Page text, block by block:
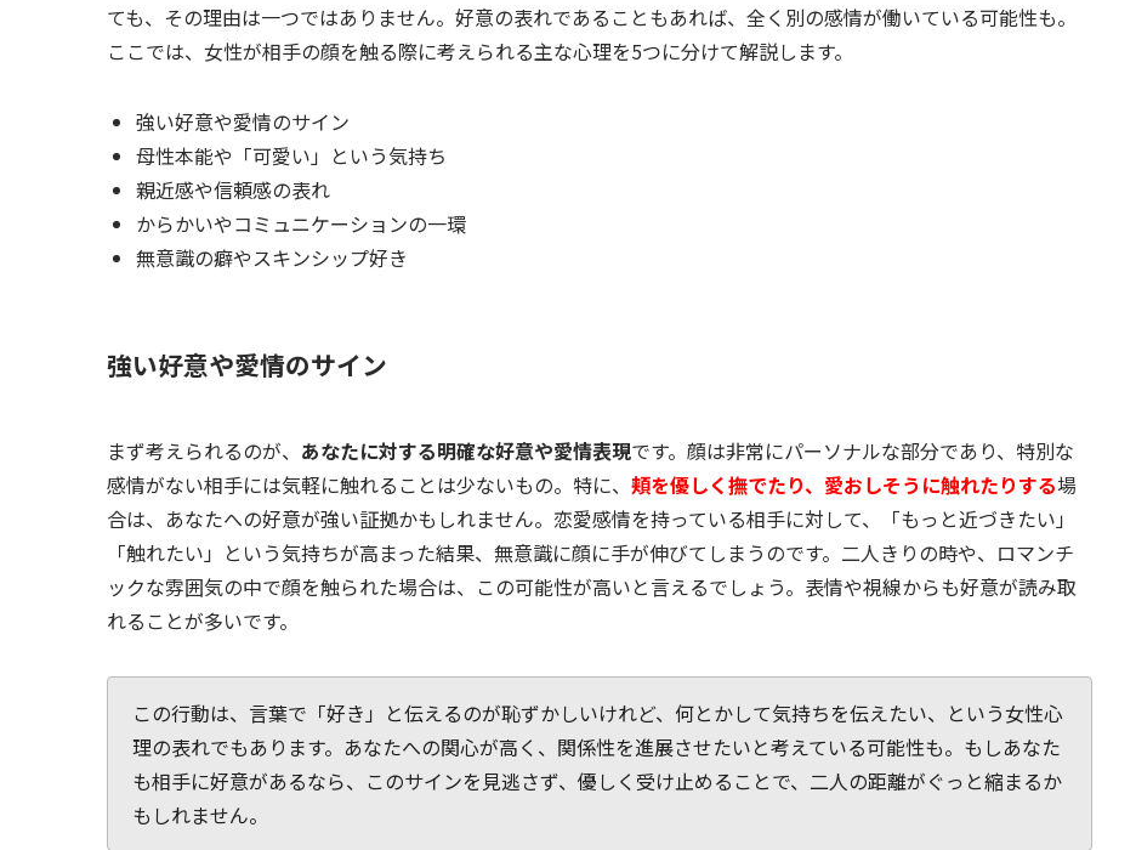
ても、その理由は一つではありません。好意の表れであることもあれば、全く別の感情が働いている可能性も。
ここでは、女性が相手の顔を触る際に考えられる主な心理を5つに分けて解説します。
強い好意や愛情のサイン
母性本能や「可愛い」という気持ち
親近感や信頼感の表れ
からかいやコミュニケーションの一環
無意識の癖やスキンシップ好き
強い好意や愛情のサイン
まず考えられるのが、 あなたに対する明確な好意や愛情表現です。顔は非常にパーソナルな部分であり、特別な
感情がない相手には気軽に触れることは少ないもの。特に、 頬を優しく撫でたり、愛おしそうに触れたりする場
合は、あなたへの好意が強い証拠かもしれません。恋愛感情を持っている相手に対して、「もっと近づきたい」
「触れたい」という気持ちが高まった結果、無意識に顔に手が伸びてしまうのです。二人きりの時や、ロマンチ
ックな雰囲気の中で顔を触られた場合は、この可能性が高いと言えるでしょう。表情や視線からも好意が読み取
れることが多いです。
この行動は、言葉で「好き」と伝えるのが恥ずかしいけれど、何とかして気持ちを伝えたい、という女性心
理の表れでもあります。あなたへの関心が高く、関係性を進展させたいと考えている可能性も。もしあなた
も相手に好意があるなら、このサインを見逃さず、優しく受け止めることで、二人の距離がぐっと縮まるか
もしれません。